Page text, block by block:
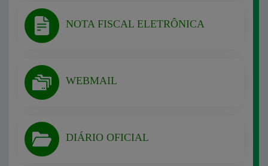
NOTA FISCAL ELETRÔNICA
WEBMAIL
DIÁRIO OFICIAL